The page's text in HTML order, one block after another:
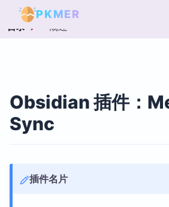
PKMER
目录 概述
Obsidian 插件：
Sync
插件名片